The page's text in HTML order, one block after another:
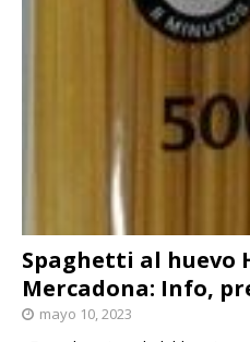
Spaghetti al huevo
Mercadona: Info,
mayo 10, 2023